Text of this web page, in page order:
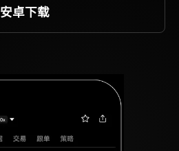
安卓下载